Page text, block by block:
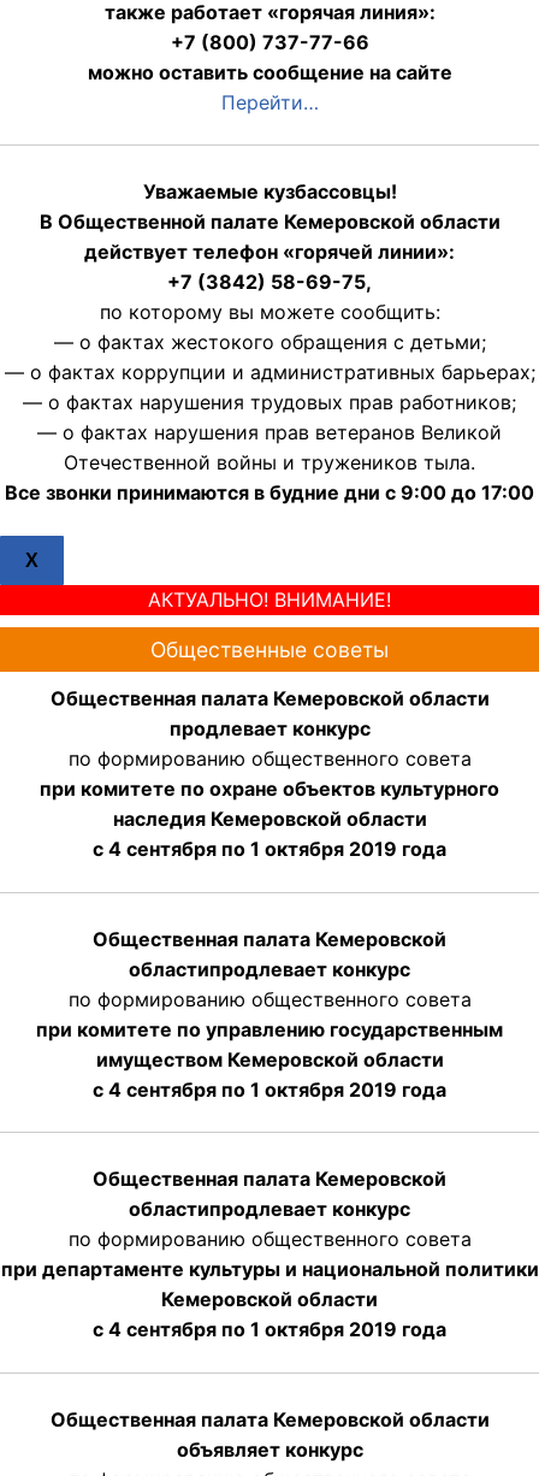
также работает «горячая линия»:
+7 (800) 737-77-66
можно оставить сообщение на сайте
Перейти…
Уважаемые кузбассовцы!
В Общественной палате Кемеровской области
действует телефон «горячей линии»:
+7 (3842) 58-69-75,
по которому вы можете сообщить:
— о фактах жестокого обращения с детьми;
— о фактах коррупции и административных барьерах;
— о фактах нарушения трудовых прав работников;
— о фактах нарушения прав ветеранов Великой
Отечественной войны и тружеников тыла.
Все звонки принимаются в будние дни с 9:00 до 17:00
X
АКТУАЛЬНО! ВНИМАНИЕ!
Общественные советы
Общественная палата Кемеровской области
продлевает конкурс
по формированию общественного совета
при комитете по охране объектов культурного
наследия Кемеровской области
с 4 сентября по 1 октября 2019 года
Общественная палата Кемеровской
областипродлевает конкурс
по формированию общественного совета
при комитете по управлению государственным
имуществом Кемеровской области
с 4 сентября по 1 октября 2019 года
Общественная палата Кемеровской
областипродлевает конкурс
по формированию общественного совета
при департаменте культуры и национальной политики
Кемеровской области
с 4 сентября по 1 октября 2019 года
Общественная палата Кемеровской области
объявляет конкурс